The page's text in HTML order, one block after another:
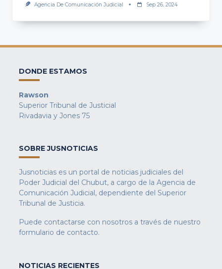
Agencia De Comunicación Judicial Sep 26, 2024
DONDE ESTAMOS
Rawson
Superior Tribunal de Justicial
Rivadavia y Jones 75
SOBRE JUSNOTICIAS
Jusnoticias es un portal de noticias judiciales del
Poder Judicial del Chubut, a cargo de la Agencia de
Comunicación Judicial, dependiente del Superior
Tribunal de Justicia.
Puede contactarse con nosotros a través de nuestro
formulario de contacto.
NOTICIAS RECIENTES